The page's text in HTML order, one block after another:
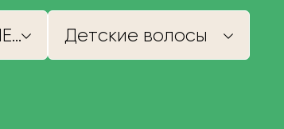
Короче 40 см (НЕ КУПИМ) Детские волосы